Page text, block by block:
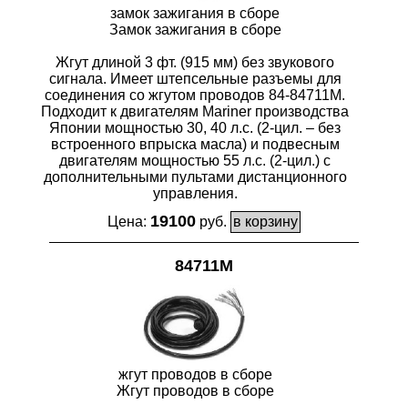
замок зажигания в сборе
Замок зажигания в сборе
Жгут длиной 3 фт. (915 мм) без звукового
сигнала. Имеет штепсельные разъемы для
соединения со жгутом проводов 84-84711M.
Подходит к двигателям Mariner производства
Японии мощностью 30, 40 л.с. (2-цил. – без
встроенного впрыска масла) и подвесным
двигателям мощностью 55 л.с. (2-цил.) с
дополнительными пультами дистанционного
управления.
Цена: 19100 руб.
84711M
жгут проводов в сборе
Жгут проводов в сборе